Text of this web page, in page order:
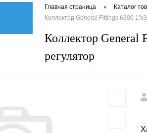
Главная страница • Каталог
Коллектор General Fittings 6300
Коллектор General
регулятор